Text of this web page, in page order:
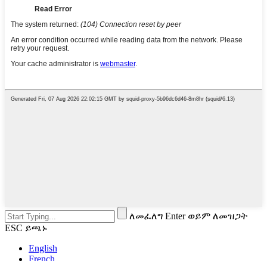
ለመፈለግ Enter ወይም ለመዝጋት
ESC ይጫኑ
English
French